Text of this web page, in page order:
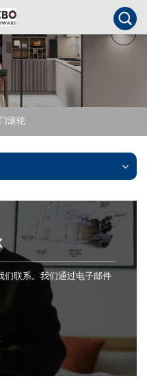
门滚轮
们联系。我们通过电子邮件